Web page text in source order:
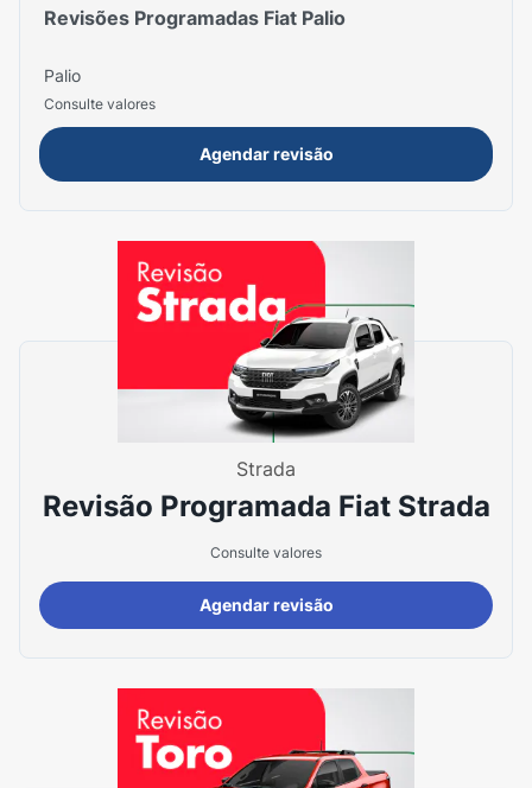
Revisões Programadas Fiat Palio
Palio
Consulte valores
Agendar revisão
Strada
Revisão Programada Fiat Strada
Consulte valores
Agendar revisão